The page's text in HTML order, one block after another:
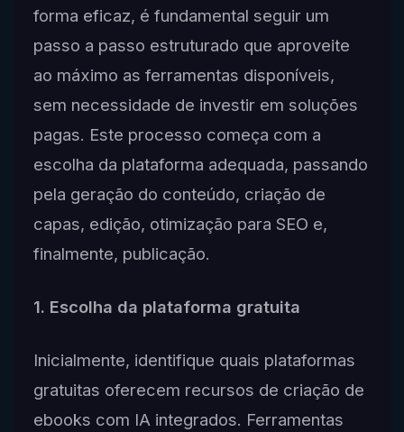
forma eficaz, é fundamental seguir um
passo a passo estruturado que aproveite
ao máximo as ferramentas disponíveis,
sem necessidade de investir em soluções
pagas. Este processo começa com a
escolha da plataforma adequada, passando
pela geração do conteúdo, criação de
capas, edição, otimização para SEO e,
finalmente, publicação.
1. Escolha da plataforma gratuita
Inicialmente, identifique quais plataformas
gratuitas oferecem recursos de criação de
ebooks com IA integrados. Ferramentas